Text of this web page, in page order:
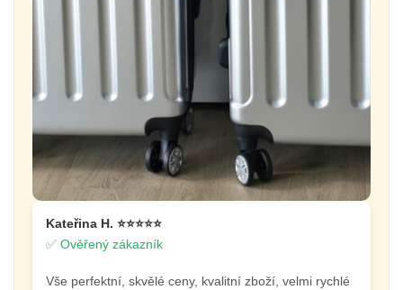
Kateřina H. ⭐⭐⭐⭐⭐
✅ Ověřený zákazník
Vše perfektní, skvělé ceny, kvalitní zboží, velmi rychlé